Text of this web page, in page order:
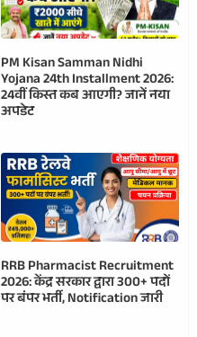
PM Kisan Samman Nidhi
Yojana 24th Installment 2026:
24वीं किस्त कब आएगी? जानें नया
अपडेट
RRB Pharmacist Recruitment
2026: केंद्र सरकार द्वारा 300+ पदों
पर बंपर भर्ती, Notification जारी